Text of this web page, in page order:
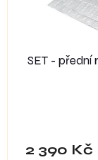
SET - přední
2 390 Kč